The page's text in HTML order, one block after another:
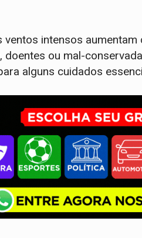
intensos aumentam
ou mal-
alguns cuidados